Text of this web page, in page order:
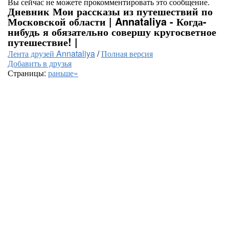
Дневник Мои рассказы из путешествий по
Московской области | Annataliya - Когда-
нибудь я обязательно совершу кругосветное
путешествие! |
Лента друзей Annataliya/Полная версия
Добавить в друзья
Страницы: раньше»